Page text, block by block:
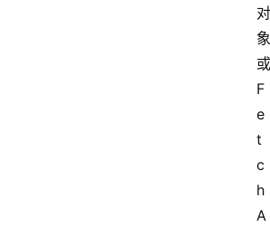
对
象
或
F
e
t
c
h
A